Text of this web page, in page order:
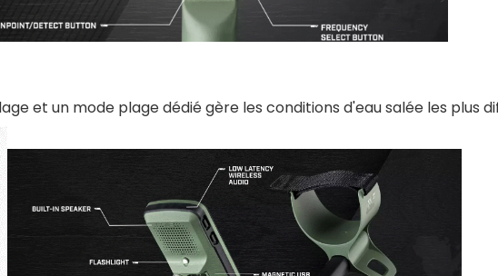
et un mode plage dédié gère les conditions d'eau salée les plus